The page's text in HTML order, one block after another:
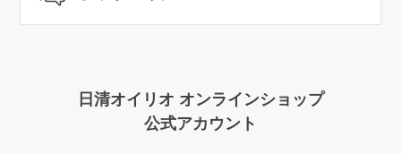
日清オイリオ オンラインショップ
公式アカウント